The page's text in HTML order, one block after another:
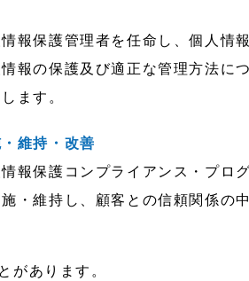
報保護管理者を任命し、個人情
報の保護及び適正な管理方法
ます。
維持・改善
報保護コンプライアンス・プ
・維持し、顧客との信頼関係の
があります。